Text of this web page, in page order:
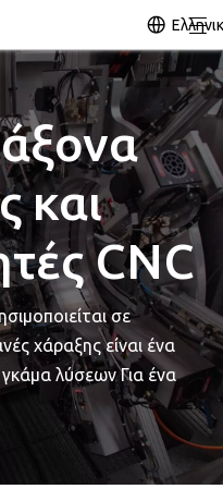
και
CNC
σε
χάραξης είναι ένα
λύσεων Για ένα